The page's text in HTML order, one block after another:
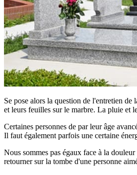
Se pose alors la question de l'entretien
et leurs feuilles sur le marbre. La pluie et
Certaines personnes de par leur âge
Il faut également parfois une certaine
Nous sommes pas égaux face à la
retourner sur la tombe d'une personne